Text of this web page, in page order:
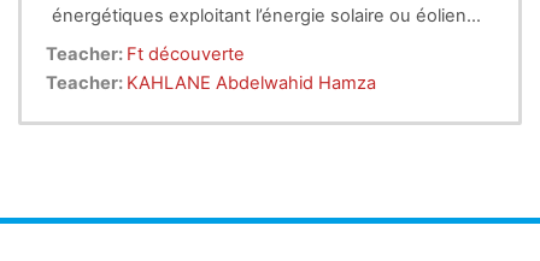
énergétiques exploitant l’énergie solaire ou éolienne
en particulier. Faire acquérir à l’étudiant une certaine
compétence dans le dimensionnement d’une
Teacher: Ft découverte
Teacher: KAHLANE Abdelwahid Hamza